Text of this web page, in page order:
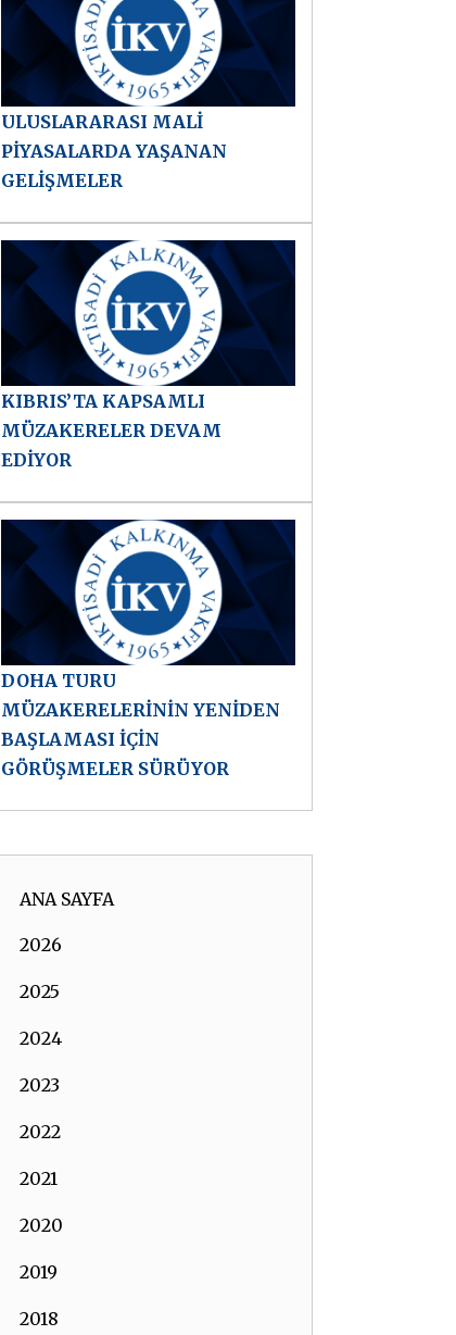
ULUSLARARASI MALİ
PİYASALARDA YAŞANAN
GELİŞMELER
KIBRIS’TA KAPSAMLI
MÜZAKERELER DEVAM
EDİYOR
DOHA TURU
MÜZAKERELERİNİN YENİDEN
BAŞLAMASI İÇİN
GÖRÜŞMELER SÜRÜYOR
ANA SAYFA
2026
2025
2024
2023
2022
2021
2020
2019
2018